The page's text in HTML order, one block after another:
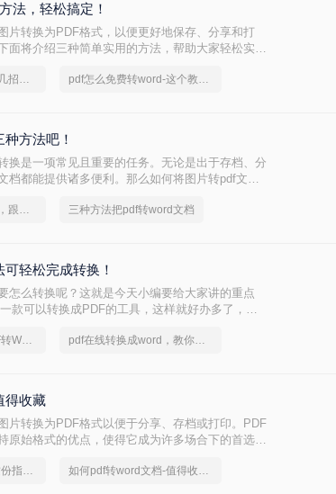
法，轻松搞定！
片转换为PDF格式，以便更好地保存、分享和打
面将介绍三种简单实用的方法，帮助大家轻松实现
pdf怎么转换成word？几招轻松搞定 pdf怎么免费转word-这个教程教你轻松搞定
方法吧！
换是一项常见且重要的任务。无论是出于存档、分
档都能提供诸多便利。那么如何将图片转pdf文档
如何将pdf转word文档，跟小编来学习吧 三种方法把pdf转word文档
轻松完成转换！
怎么转换呢？这就是今天小编要给大家讲的重点
款可以转换成PDF的工具，这样就好办多了，那
用这个方法轻松将PDF转Word pdf在线转换成word，教你一分钟完成
得收藏
片转换为PDF格式以便于分享、存档或打印。PDF
原始格式的优点，使得它成为许多场合下的首选格
pdf怎么转word格式-这份指南值得收藏 如何pdf转word文档-值得收藏的教程